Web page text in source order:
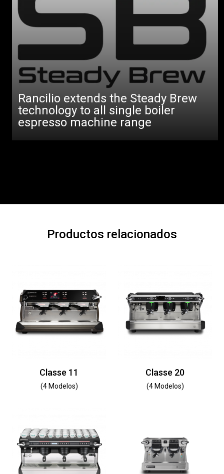
Rancilio extends the Steady Brew
technology to all single boiler
espresso machine range
Productos relacionados
Classe 11
(4 Modelos)
Classe 20
(4 Modelos)